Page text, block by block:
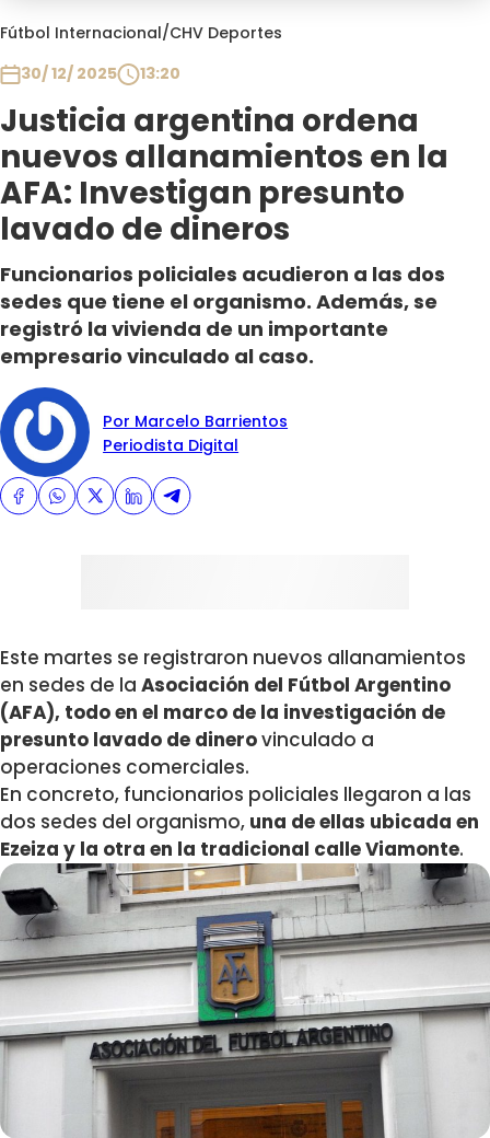
Fútbol Internacional/CHV Deportes
30/ 12/ 2025
13:20
Justicia argentina ordena
nuevos allanamientos en la
AFA: Investigan presunto
lavado de dineros
Funcionarios policiales acudieron a las dos
sedes que tiene el organismo. Además, se
registró la vivienda de un importante
empresario vinculado al caso.
Por Marcelo Barrientos
Periodista Digital
Este martes se registraron nuevos allanamientos
en sedes de la Asociación del Fútbol Argentino
(AFA), todo en el marco de la investigación de
presunto lavado de dinerovinculado a
operaciones comerciales.
En concreto, funcionarios policiales llegaron a las
dos sedes del organismo, una de ellas ubicada en
Ezeiza y la otra en la tradicional calle Viamonte.
Programas
Club De La Comedia
Contigo en Directo
Plan Perfecto
El Tiempo
Sabingo
Todos Los Programas